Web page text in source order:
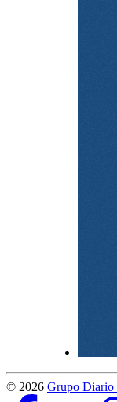
© 2026 Grupo Diario